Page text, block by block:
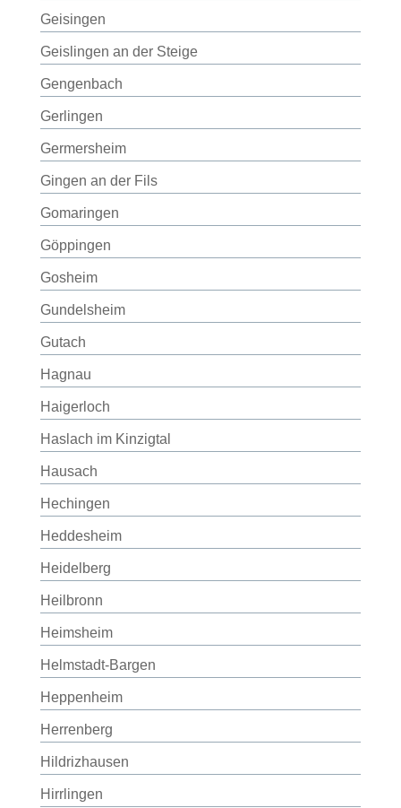
Geisingen
Geislingen an der Steige
Gengenbach
Gerlingen
Germersheim
Gingen an der Fils
Gomaringen
Göppingen
Gosheim
Gundelsheim
Gutach
Hagnau
Haigerloch
Haslach im Kinzigtal
Hausach
Hechingen
Heddesheim
Heidelberg
Heilbronn
Heimsheim
Helmstadt-Bargen
Heppenheim
Herrenberg
Hildrizhausen
Hirrlingen